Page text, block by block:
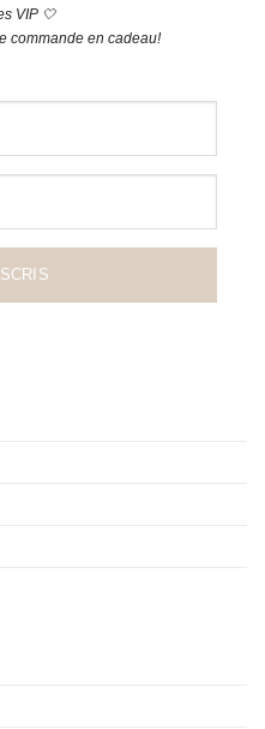
VIP 🤍
commande en cadeau!